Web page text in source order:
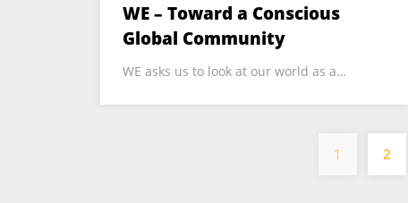
WE – Toward a Conscious
Global Community
WE asks us to look at our world as a…
1 2